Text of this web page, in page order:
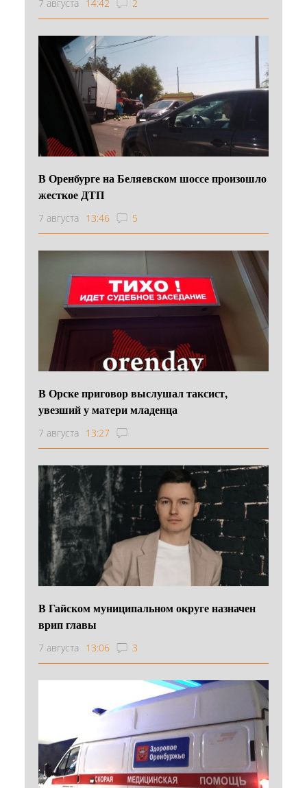
7 августа 14:42 2
В Оренбурге на Беляевском шоссе произошло
жесткое ДТП
7 августа 13:46 5
В Орске приговор выслушал таксист,
увезший у матери младенца
7 августа 13:27
В Гайском муниципальном округе назначен
врип главы
7 августа 13:06 3